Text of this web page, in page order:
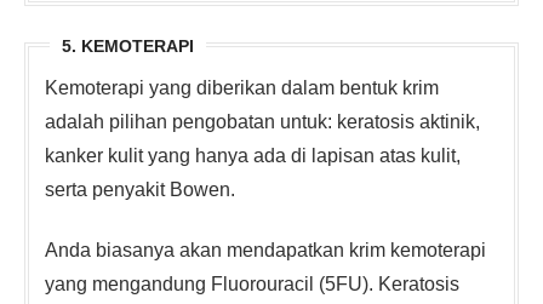
5. KEMOTERAPI
Kemoterapi yang diberikan dalam bentuk krim
adalah pilihan pengobatan untuk: keratosis aktinik,
kanker kulit yang hanya ada di lapisan atas kulit,
serta penyakit Bowen.
Anda biasanya akan mendapatkan krim kemoterapi
yang mengandung Fluorouracil (5FU). Keratosis